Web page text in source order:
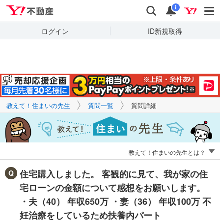
検索 通知
i
ログイン ID新規取得
キーワードで
質問を探す
教えて！住まいの先生 質問一覧 質問詳細
教えて！住まいの先生とは？
住宅購入しました。 客観的に見て、我が家の住
宅ローンの金額について感想をお願いします。
・夫（40） 年収650万 ・妻（36） 年収100万 不
妊治療をしているため扶養内パート